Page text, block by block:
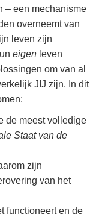
– een mechanisme
overneemt van
leven zijn
eigen leven
om van al
JIJ zijn. In dit
de meest volledige
Staat van de
zijn
van het
functioneert en de